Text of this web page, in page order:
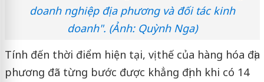
doanh nghiệp địa phương và đối tác kinh
doanh". (Ảnh: Quỳnh Nga)
Tính đến thời điểm hiện tại, vị thế của hàng hóa địa
phương đã từng bước được khẳng định khi có 14